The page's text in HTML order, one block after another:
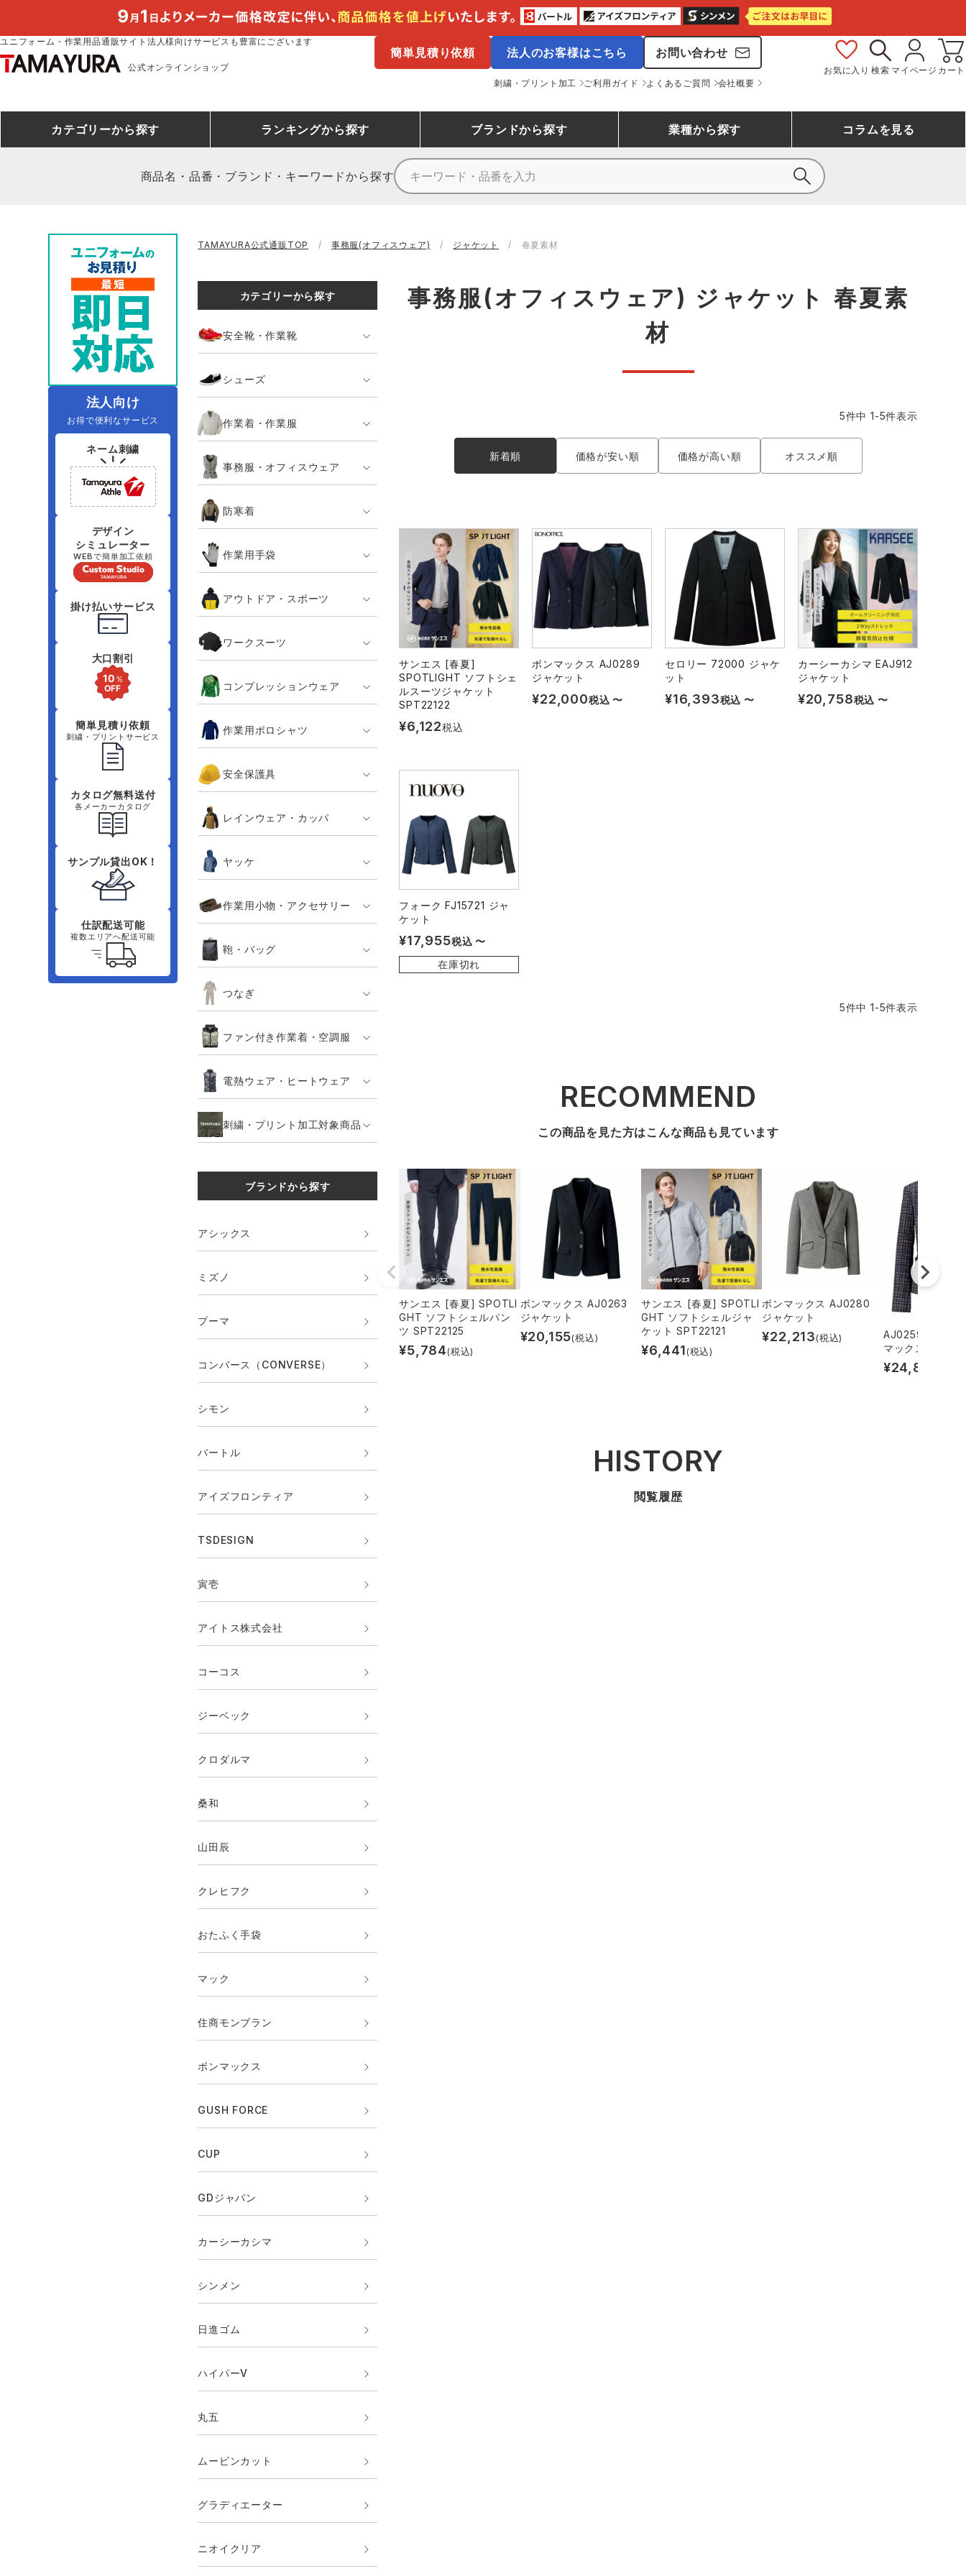
ユニフォーム・作業用品通販サイト法人様向けサービスも豊富にございます
公式オンラインショップ
簡単見積り依頼 法人のお客様はこちら お問い合わせ
刺繍・プリント加工 ご利用ガイド よくあるご質問 会社概要
お気に入り 検索 マイページ カート
カテゴリーから探す
防寒着
コンプレッションウェア 作業用ポロシャツ 安全保護具 レインウェア・カッパ
ヤッケ 作業用小物・アクセサリー類
ファン付きウェア（空調服シリー
ズ）
電熱ウェア・ヒートウェア
ランキングから探す
ミズノ安全靴ランキング
空調服ランキング コンプレッションウェアランキング 作業用ポロシャツランキング 作業用手袋ランキング
レインウェアランキング アイズフロンティア ランキング
アイトス ランキング ジーベック ランキング
ネーム刺繍・プリント加工対象商品
ニット
防寒
カジュアル
ブランドから探す
アイズフロンティア
クロダルマ 桑和 山田辰 クレヒフク おたふく手袋 マック
住商モンブラン ボンマックス GUSH FORCE
シンメン 日進ゴム ハイパーV
タカヤ商事 エアークラフト 自重堂 サーヴォ セロリー 大阪支店
アタックベース サンエス 中塚被服
藤井電工 福山ゴム工業
ビッグボーン商事株式会
社
業種から探す
農作業服
DIY・日曜大工作業服 飲食店ユニフォーム 運送・倉庫作業服 清掃・ビルメンテ作業服
夜間・高視認性安全服 医療白衣・介護服
コラムを見る
商品名・品番・ブランド・キーワードから探す
TAMAYURA公式通販TOP 事務服(オフィスウェア) ジャケット 春夏素材
カテゴリーから探す
安全靴・作業靴
シューズ
作業着・作業服
事務服・オフィスウェア
防寒着
作業用手袋
アウトドア・スポーツ
ワークスーツ
コンプレッションウェア
作業用ポロシャツ
安全保護具
レインウェア・カッパ
ヤッケ
作業用小物・アクセサリー
鞄・バッグ
つなぎ
ファン付き作業着・空調服
電熱ウェア・ヒートウェア
刺繍・プリント加工対象商品
ブランドから探す
アシックス
ミズノ
プーマ
コンバース（CONVERSE）
シモン
バートル
アイズフロンティア
TSDESIGN
寅壱
アイトス株式会社
コーコス
ジーベック
クロダルマ
桑和
山田辰
クレヒフク
おたふく手袋
マック
住商モンブラン
ボンマックス
GUSH FORCE
CUP
GDジャパン
カーシーカシマ
シンメン
日進ゴム
ハイパーV
丸五
ムービンカット
グラディエーター
ニオイクリア
事務服(オフィスウェア) ジャケット 春夏素
材
新着順 価格が安い順 価格が高い順 オススメ順
5件中 1-5件表示
サンエス [春夏]
SPOTLIGHT ソフトシェ
ルスーツジャケット
SPT22122
¥6,122税込
ボンマックス AJ0289
ジャケット
¥22,000税込 〜
セロリー 72000 ジャケ
ット
¥16,393税込 〜
カーシーカシマ EAJ912
ジャケット
¥20,758税込 〜
フォーク FJ15721 ジャ
ケット
¥17,955税込 〜
在庫切れ
5件中 1-5件表示
RECOMMEND
この商品を見た方はこんな商品も見ています
サンエス [春夏] SPOTLI
GHT ソフトシェルパン
ツ SPT22125
¥5,784(税込)
ボンマックス AJ0263
ジャケット
¥20,155(税込)
サンエス [春夏] SPOTLI
GHT ソフトシェルジャ
ケット SPT22121
¥6,441(税込)
ボンマックス AJ0280
ジャケット
¥22,213(税込)
AJ0259
マックス] ジャ
¥24,839
HISTORY
閲覧履歴
法人向け
お得で便利なサービス
ネーム刺繍
デザイン
シミュレーター
WEBで簡単加工依頼
掛け払いサービス
大口割引
簡単見積り依頼
刺繍・プリントサービス
カタログ無料送付
各メーカーカタログ
サンプル貸出OK！
仕訳配送可能
複数エリアへ配送可能